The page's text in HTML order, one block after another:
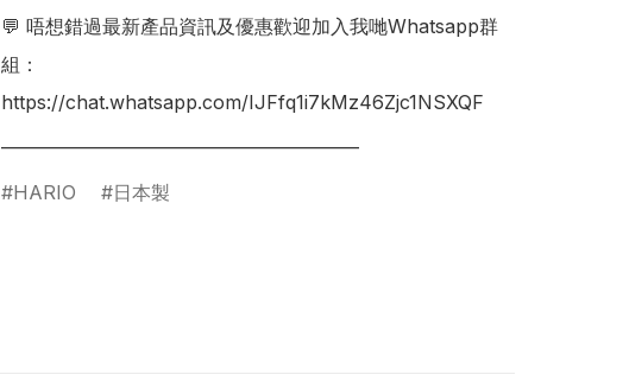
💬 唔想錯過最新產品資訊及優惠歡迎加入我哋Whatsapp群
組：
https://chat.whatsapp.com/IJFfq1i7kMz46Zjc1NSXQF
HARIO 日本製